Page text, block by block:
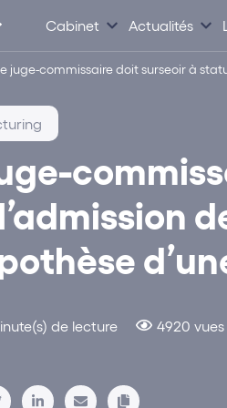
Cabinet Actualités
juge-commissaire doit surseoir à
de lecture 4920 vues